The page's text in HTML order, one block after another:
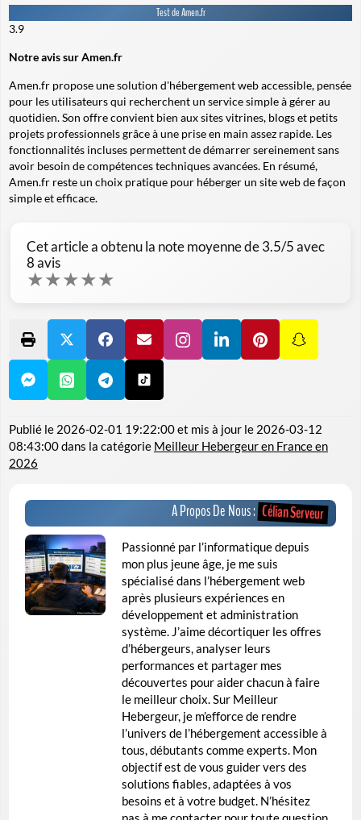
Test de Amen.fr
3.9
Notre avis sur Amen.fr
Amen.fr propose une solution d'hébergement web accessible, pensée
pour les utilisateurs qui recherchent un service simple à gérer au
quotidien. Son offre convient bien aux sites vitrines, blogs et petits
projets professionnels grâce à une prise en main assez rapide. Les
fonctionnalités incluses permettent de démarrer sereinement sans
avoir besoin de compétences techniques avancées. En résumé,
Amen.fr reste un choix pratique pour héberger un site web de façon
simple et efficace.
Cet article a obtenu la note moyenne de3.5/5 avec
8avis
★★★★★
Publié le 2026-02-01 19:22:00et mis à jour le 2026-03-12
08:43:00dans la catégorie Meilleur Hebergeur en France en
2026
A Propos De Nous :Célian Serveur
Passionné par l’informatique depuis
mon plus jeune âge, je me suis
spécialisé dans l’hébergement web
après plusieurs expériences en
développement et administration
système. J’aime décortiquer les offres
d’hébergeurs, analyser leurs
performances et partager mes
découvertes pour aider chacun à faire
le meilleur choix. Sur Meilleur
Hebergeur, je m’efforce de rendre
l’univers de l’hébergement accessible à
tous, débutants comme experts. Mon
objectif est de vous guider vers des
solutions fiables, adaptées à vos
besoins et à votre budget. N’hésitez